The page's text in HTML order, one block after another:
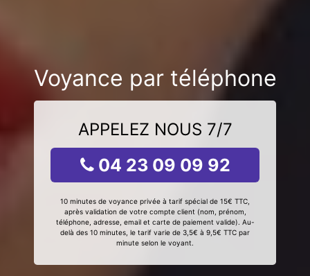
Voyance par téléphone
APPELEZ NOUS 7/7
04 23 09 09 92
10 minutes de voyance privée à tarif spécial de 15€ TTC,
après validation de votre compte client (nom, prénom,
téléphone, adresse, email et carte de paiement valide). Au-
delà des 10 minutes, le tarif varie de 3,5€ à 9,5€ TTC par
minute selon le voyant.